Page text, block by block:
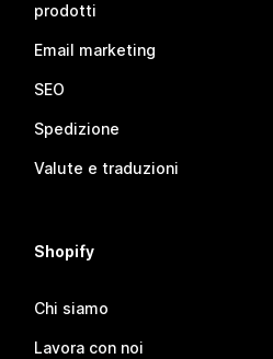
prodotti
Email marketing
SEO
Spedizione
Valute e traduzioni
Shopify
Chi siamo
Lavora con noi